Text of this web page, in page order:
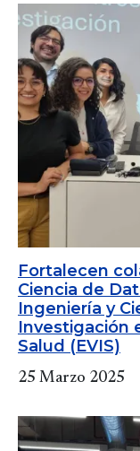
Fortalecen
Ciencia de
Ingeniería y
Investigación
Salud (EVIS)
25 Marzo 2025